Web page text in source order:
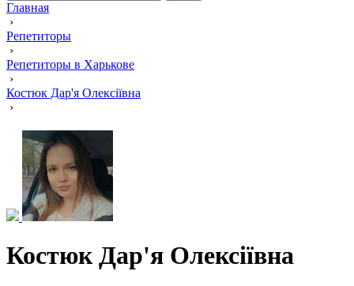
Главная
›
Репетиторы
›
Репетиторы в Харькове
›
Костюк Дар'я Олексіївна
›
Костюк Дар'я Олексіївна